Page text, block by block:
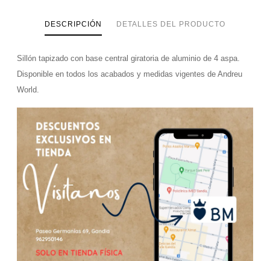
DESCRIPCIÓN DETALLES DEL PRODUCTO
Sillón tapizado con base central giratoria de aluminio de 4 aspa.
Disponible en todos los acabados y medidas vigentes de Andreu
World.